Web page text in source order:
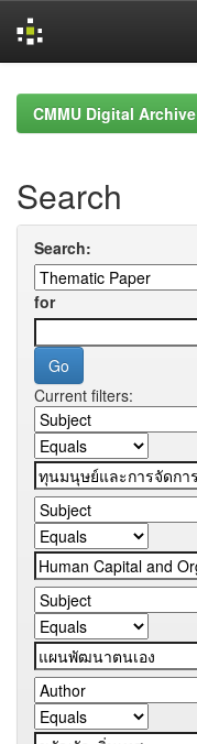
navigationCMMU Digital Archive
Search
Search:
for
Current filters: